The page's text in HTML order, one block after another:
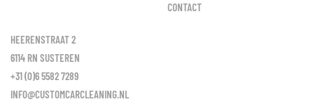
CONTACT
HEERENSTRAAT 2
6114 RN SUSTEREN
+31 (0)6 5582 7289
INFO@CUSTOMCARCLEANING.NL